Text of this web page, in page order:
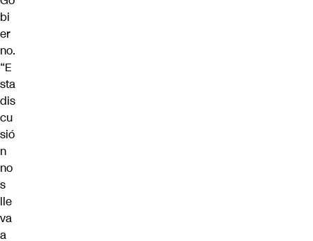
bi
er
no.
“E
sta
dis
cu
sió
n
no
s
lle
va
a